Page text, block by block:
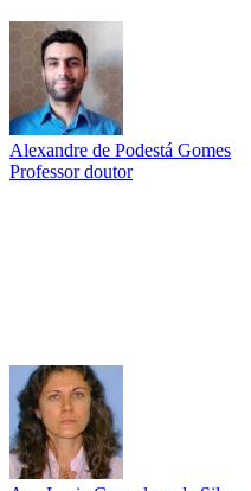
Alexandre de Podestá Gomes
Professor doutor